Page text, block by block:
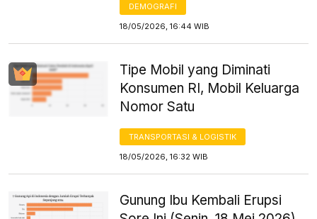
DEMOGRAFI
18/05/2026, 16:44 WIB
Tipe Mobil yang Diminati
Konsumen RI, Mobil Keluarga
Nomor Satu
TRANSPORTASI & LOGISTIK
18/05/2026, 16:32 WIB
Gunung Ibu Kembali Erupsi